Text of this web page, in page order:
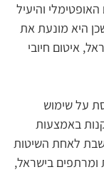
והיעיל
היא מונעת את
איטום חיובי
על שימוש
באמצעות
לאחת השיטות
ומרתפים בישראל,